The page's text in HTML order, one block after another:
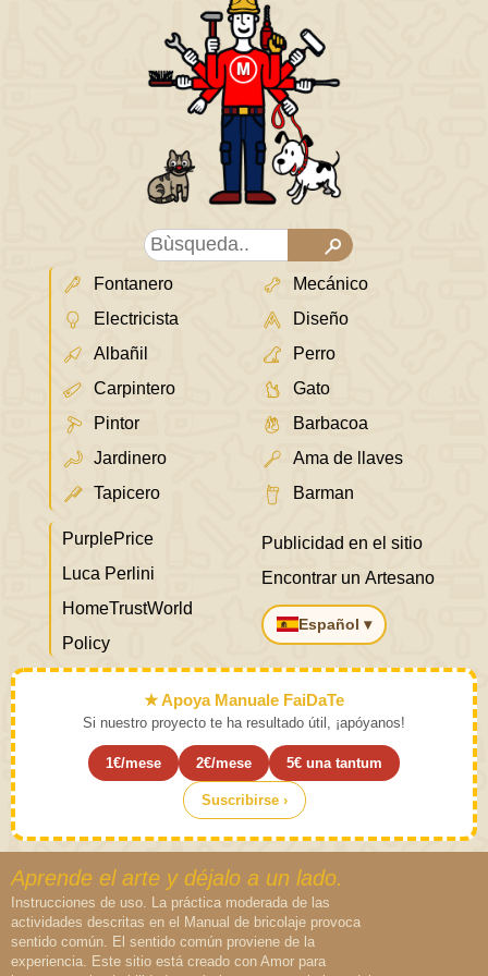
Fontanero
Electricista
Albañil
Carpintero
Pintor
Jardinero
Tapicero
Mecánico
Diseño
Perro
Gato
Barbacoa
Ama de llaves
Barman
PurplePrice
Luca Perlini
HomeTrustWorld
Policy
Publicidad en el sitio
Encontrar un Artesano
Español ▾
★ Apoya Manuale FaiDaTe
Si nuestro proyecto te ha resultado útil, ¡apóyanos!
1€/mese 2€/mese 5€ una tantum
Suscribirse ›
Aprende el arte y déjalo a un lado.
Instrucciones de uso. La práctica moderada de las
actividades descritas en el Manual de bricolaje provoca
sentido común. El sentido común proviene de la
experiencia. Este sitio está creado con Amor para